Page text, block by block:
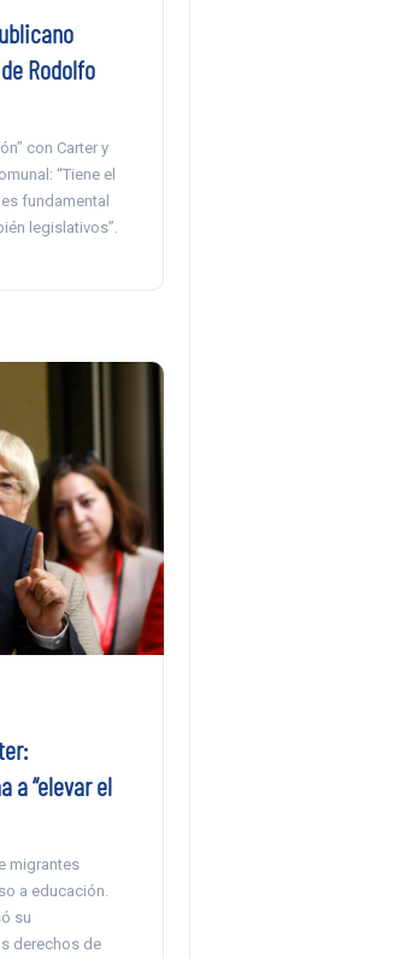
Rodolfo
con Carter y
“Tiene el
fundamental
legislativos”.
a “elevar el
migrantes
a educación.
su
derechos de